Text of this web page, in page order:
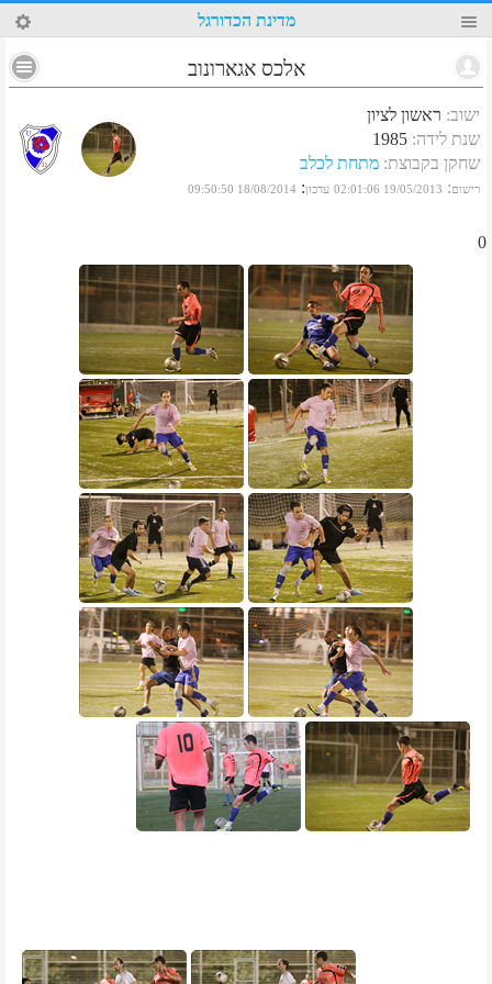
2 מדינת הכדורגל
אלכס אגארונוב
ישוב: ראשון לציון
שנת לידה:
1985
שחקן בקבוצת: מתחת לכלב
רישום:
19/05/2013 02:01:06 עדכון:
18/08/2014 09:50:50
0